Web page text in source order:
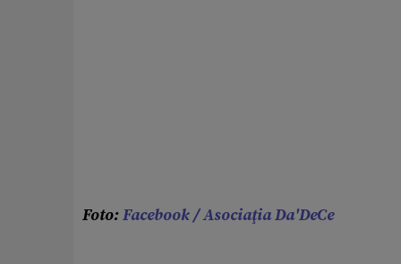
Foto:Facebook / Asociaţia Da'DeCe